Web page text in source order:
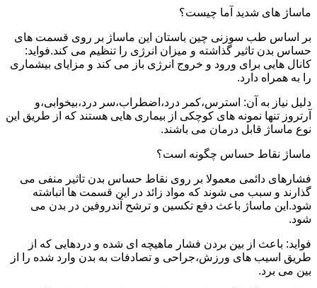
ماساژ های شدید آما چیست؟
بر اساس طب سوزنی چین باستان این ماساژ بر روی قسمت های
حساس بدن تاثیر گذاشته و میزان انرژی را تنظیم می کند.فواید:
کانال هایی برای ورود و خروج انرژی باز می کند و مزایای بیشماری
را به همراه دارد.
دلیل نیاز به آن: استرس،کمر درد،اضطراب،سر درد،بیخوابی،و
آرتروز تنها نمونه های کوچکی از بیماری هایی هستند که از طریق این
نوع ماساژ قابل درمان می باشند.
ماساژ نقاط حساس چگونه است؟
فشارهای دائمی معمولا بر روی نقاط حساس بدن تاثیر منفی می
گذارند و سبب می شوند که مواد زائد در این قسمت ها انباشته
شود.این ماساژ باعث دفع تکسین و ترشح آندروفین در بدن می
شود.
فواید: باعث از بین بردن فشار ماهیچه ای شده و دردهایی که از
طریق اسیب های ورزش،جراحی و تصادفات به بدن وارد شده را از
بین می برد.